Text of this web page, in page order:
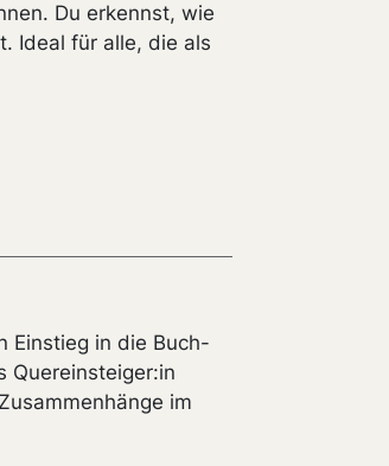
Du erkennst, wie
Ideal für alle, die als
Einstieg in die Buch-
Quereinsteiger:in
im